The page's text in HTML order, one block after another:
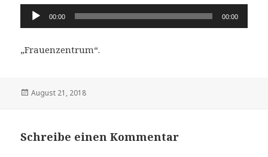
Audio-
Player
00:00 00:00
„Frauenzentrum“.
Veröffentlicht
August 21, 2018
Schreibe einen Kommentar